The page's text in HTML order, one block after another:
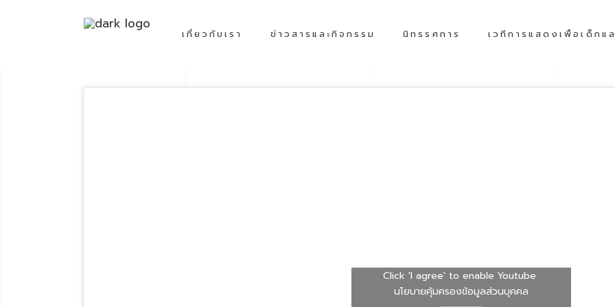
เกี่ยวกับเรา ข่าวสารและกิจกรรม นิทรรศการ เวทีการแสดงเพื่อเด็กแล
Click 'I agree' to enable Youtube
นโยบายคุ้มครองข้อมูลส่วนบุคคล